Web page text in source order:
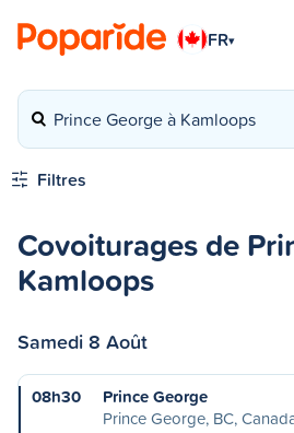
FR▾
Prince George à Kamloops
Filtres
Covoiturages de
Kamloops
Samedi 8 Août
08h30
Prince George
Prince George, BC,